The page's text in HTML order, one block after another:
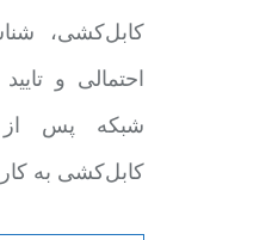
کابل‌کشی،
احتمالی و
شبکه پس از
کابل‌کشی به